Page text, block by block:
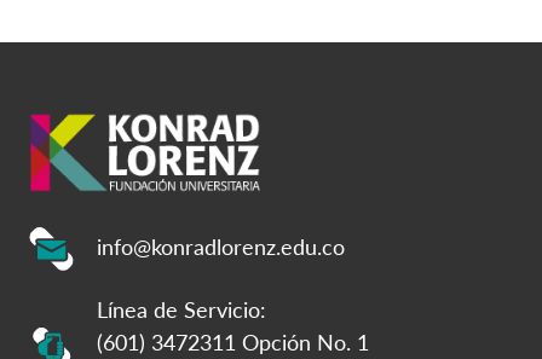
info@konradlorenz.edu.co
Línea de Servicio:
(601) 3472311 Opción No. 1